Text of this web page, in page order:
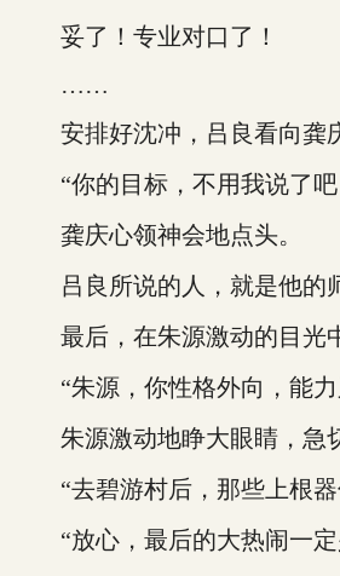
妥了！专业对口了！
……
安排好沈冲，吕良看向龚
“你的目标，不用我说了吧
龚庆心领神会地点头。
吕良所说的人，就是他的师
最后，在朱源激动的目光中
“朱源，你性格外向，能力
朱源激动地睁大眼睛，急
“去碧游村后，那些上根器
“放心，最后的大热闹一定